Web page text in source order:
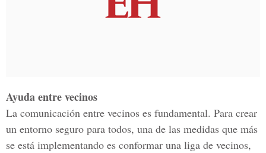
Ayuda entre vecinos
La comunicación entre vecinos es fundamental. Para crear
un entorno seguro para todos, una de las medidas que más
se está implementando es conformar una liga de vecinos,